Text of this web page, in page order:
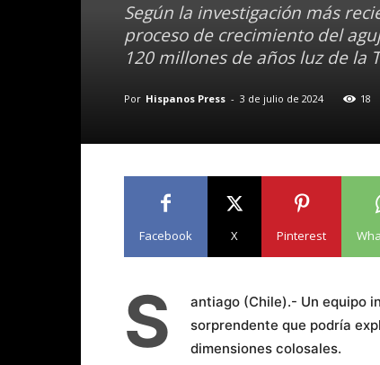
Según la investigación más
proceso de crecimiento del
120 millones de años luz de la
Por Hispanos Press - 3 de julio de 2024 18
Facebook X Pinterest
S antiago (Chile).- Un equipo
sorprendente que podría
dimensiones colosales.